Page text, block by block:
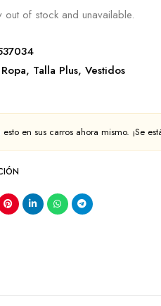
of stock and unavailable.
Ropa, Talla Plus, Vestidos
en sus carros ahora mismo. ¡Se